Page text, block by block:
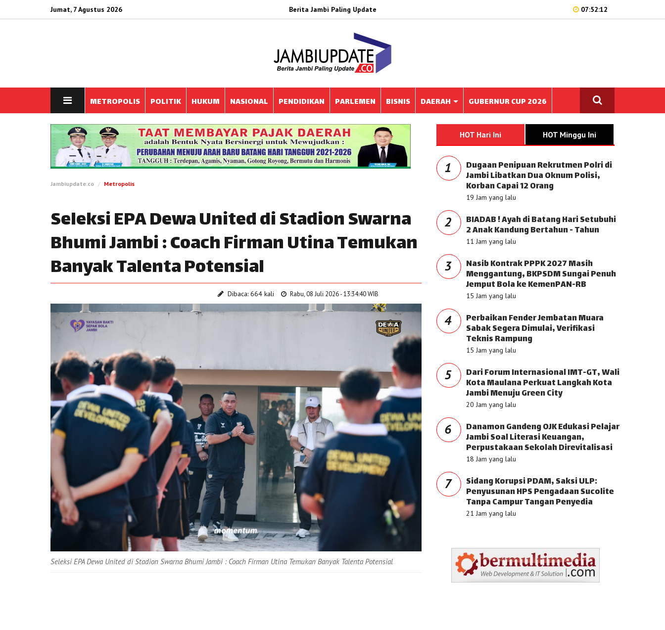
Jumat, 7 Agustus 2026 Berita Jambi Paling Update 07:52:12
METROPOLIS POLITIK HUKUM NASIONAL PENDIDIKAN PARLEMEN BISNIS DAERAH GUBERNUR CUP 2026
Jambiupdate.co Metropolis
Seleksi EPA Dewa United di Stadion Swarna
Bhumi Jambi : Coach Firman Utina Temukan
Banyak Talenta Potensial
Dibaca: 664 kali Rabu, 08 Juli 2026 - 13:34:40 WIB
Seleksi EPA Dewa United di Stadion Swarna Bhumi Jambi : Coach Firman Utina Temukan Banyak Talenta Potensial
HOT Hari Ini HOT Minggu Ini
1 Dugaan Penipuan Rekrutmen Polri di
Jambi Libatkan Dua Oknum Polisi,
Korban Capai 12 Orang
19 Jam yang lalu
2 BIADAB ! Ayah di Batang Hari Setubuhi
2 Anak Kandung Bertahun - Tahun
11 Jam yang lalu
3 Nasib Kontrak PPPK 2027 Masih
Menggantung, BKPSDM Sungai Penuh
Jemput Bola ke KemenPAN-RB
15 Jam yang lalu
4 Perbaikan Fender Jembatan Muara
Sabak Segera Dimulai, Verifikasi
Teknis Rampung
15 Jam yang lalu
5 Dari Forum Internasional IMT-GT, Wali
Kota Maulana Perkuat Langkah Kota
Jambi Menuju Green City
20 Jam yang lalu
6 Danamon Gandeng OJK Edukasi Pelajar
Jambi Soal Literasi Keuangan,
Perpustakaan Sekolah Direvitalisasi
18 Jam yang lalu
7 Sidang Korupsi PDAM, Saksi ULP:
Penyusunan HPS Pengadaan Sucolite
Tanpa Campur Tangan Penyedia
21 Jam yang lalu